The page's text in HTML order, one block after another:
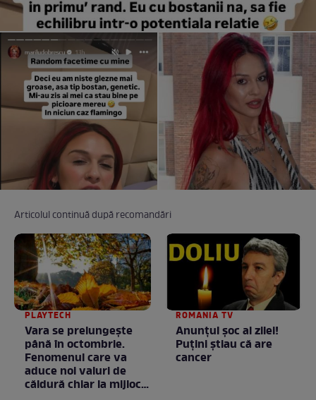
Articolul continuă după recomandări
PLAYTECH
Vara se prelungeşte
până în octombrie.
Fenomenul care va
aduce noi valuri de
căldură chiar la mijlocul
ROMANIA TV
Anunţul şoc al zilei!
Puţini ştiau că are
cancer